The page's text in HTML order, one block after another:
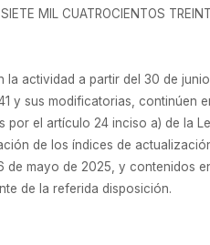
MIL CUATROCIENTOS
la actividad a partir del 30 de
y sus modificatorias, continúen
el artículo 24 inciso a) de la
de los índices de
mayo de 2025, y contenidos
de la referida disposición.